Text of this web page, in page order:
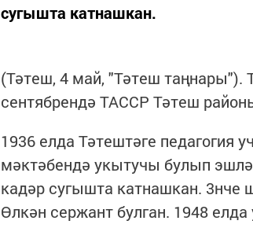
сугышта катнашкан.
(Тәтеш, 4 май, "Тәтеш
сентябрендә ТАССР Тәтеш
1936 елда Тәтештәге педагогия
мәктәбендә укытучы булып
кадәр сугышта катнашкан. 3нче
Өлкән сержант булган. 1948